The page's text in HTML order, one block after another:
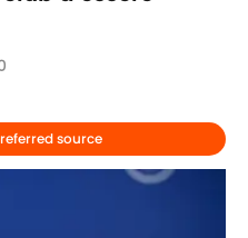
source